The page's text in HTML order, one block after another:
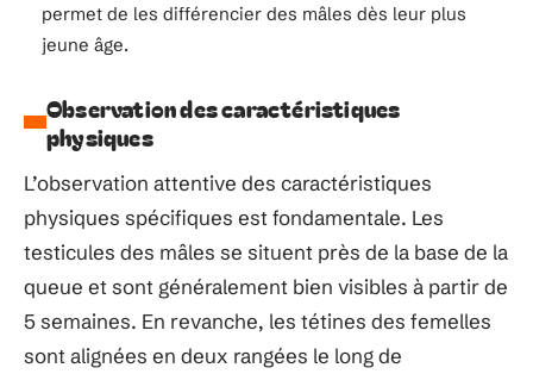
permet de les différencier des mâles dès leur plus
jeune âge.
Observation des caractéristiques
physiques
L’observation attentive des caractéristiques
physiques spécifiques est fondamentale. Les
testicules des mâles se situent près de la base de la
queue et sont généralement bien visibles à partir de
5 semaines. En revanche, les tétines des femelles
sont alignées en deux rangées le long de